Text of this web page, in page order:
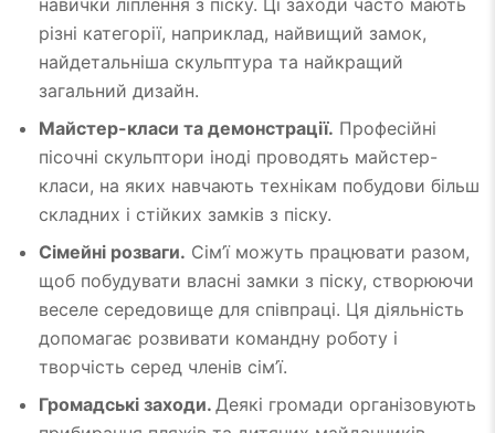
навички ліплення з піску. Ці заходи часто мають
різні категорії, наприклад, найвищий замок,
найдетальніша скульптура та найкращий
загальний дизайн.
Майстер-класи та демонстрації. Професійні
пісочні скульптори іноді проводять майстер-
класи, на яких навчають технікам побудови більш
складних і стійких замків з піску.
Сімейні розваги. Сім’ї можуть працювати разом,
щоб побудувати власні замки з піску, створюючи
веселе середовище для співпраці. Ця діяльність
допомагає розвивати командну роботу і
творчість серед членів сім’ї.
Громадські заходи. Деякі громади організовують